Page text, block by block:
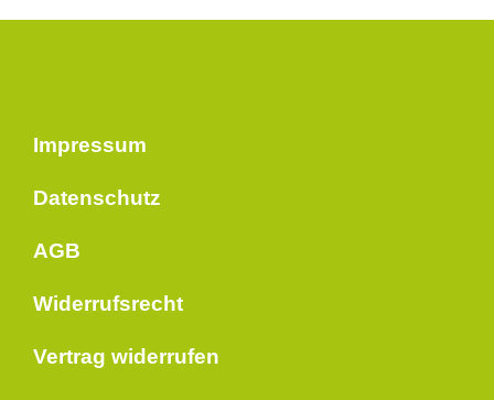
Impressum
Datenschutz
AGB
Widerrufsrecht
Vertrag widerrufen